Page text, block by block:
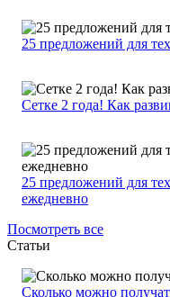
25 предложений для
Сетке 2 года! Как
25 предложений для
ежедневно
Посмотреть все
Статьи
Сколько можно